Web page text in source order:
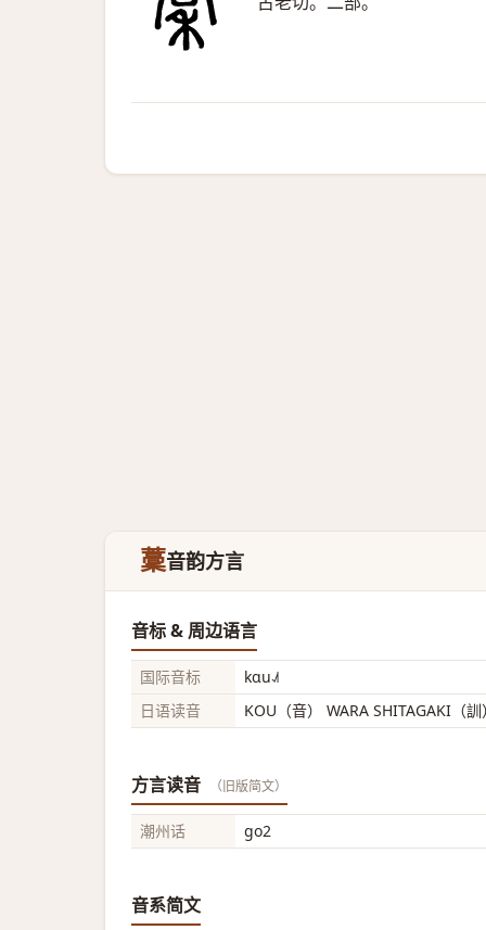
藳音韵方言
音标 & 周边语言
国际音标
kɑu˨˩˦
日语读音
KOU（音） WARA SHITAGAKI（訓
方言读音 （旧版简文）
潮州话 go2
音系简文